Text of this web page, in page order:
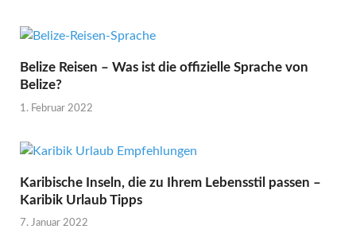
Belize Reisen – Was ist die offizielle Sprache von
Belize?
1. Februar 2022
Karibische Inseln, die zu Ihrem Lebensstil passen –
Karibik Urlaub Tipps
7. Januar 2022